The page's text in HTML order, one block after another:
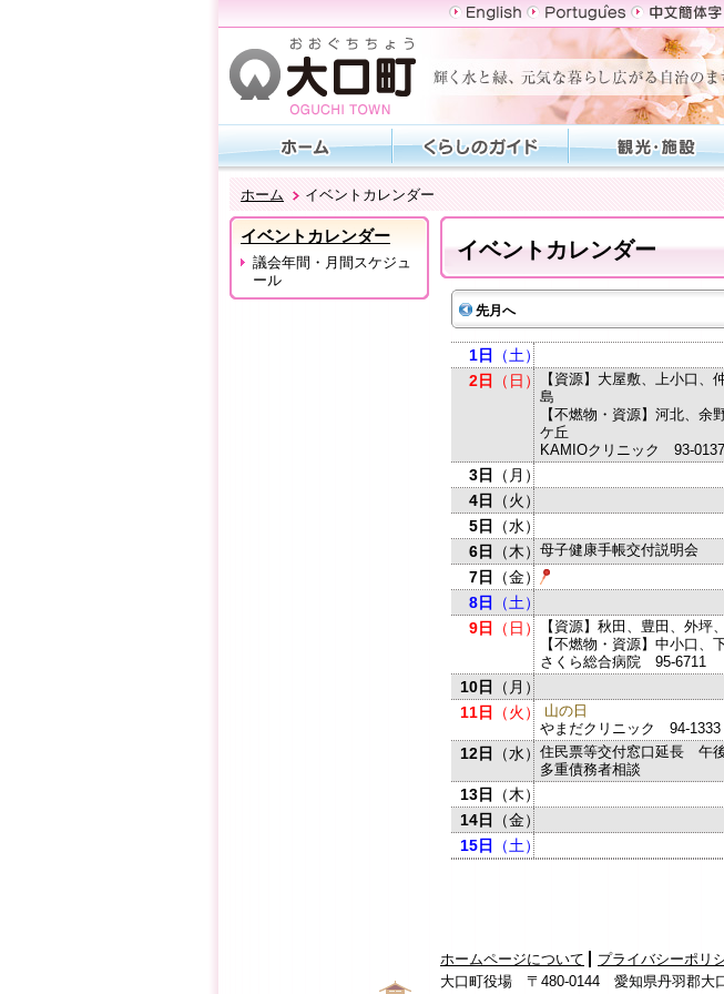
ホーム イベントカレンダー
イベントカレンダー
議会年間・月間スケジュ
ール
イベントカレンダー
先月へ
1日
（土）
2日
（日）
【資源】大屋敷、上小口、
島
【不燃物・資源】河北、余
ケ丘
KAMIOクリニック 93-0137
3日
（月）
4日
（火）
5日
（水）
6日
（木） 母子健康手帳交付説明会
7日
（金）
8日
（土）
9日
（日）
【資源】秋田、豊田、外坪
【不燃物・資源】中小口、
さくら総合病院 95-6711
10日
（月）
11日
（火）
山の日
やまだクリニック 94-1333
12日 （水） 住民票等交付窓口延長 午
多重債務者相談
13日
（木）
14日
（金）
15日
（土）
ホームページについて プライバシーポリ
大口町役場 〒480-0144 愛知県丹羽郡大